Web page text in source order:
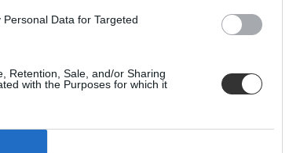
Data for Targeted
Retention, Sale, and/or Sharing
with the Purposes for which it